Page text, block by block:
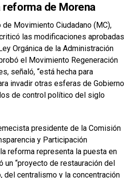
reforma de Morena
Movimiento Ciudadano (MC),
las modificaciones aprobadas
Orgánica de la Administración
el Movimiento Regeneración
señaló, “está hecha para
invadir otras esferas de Gobierno
de control político del siglo
presidente de la Comisión
y Participación
reforma representa la puesta en
un “proyecto de restauración del
del centralismo y la concentración